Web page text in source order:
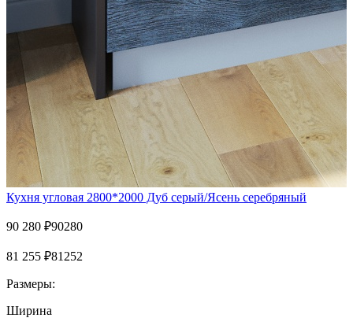
Кухня угловая 2800*2000 Дуб серый/Ясень серебряный
90 280 ₽90280
81 255 ₽81252
Размеры:
Ширина